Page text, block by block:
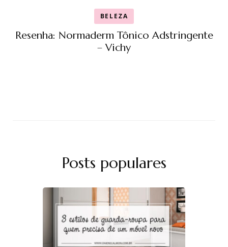
BELEZA
Resenha: Normaderm Tônico Adstringente
– Vichy
Posts populares